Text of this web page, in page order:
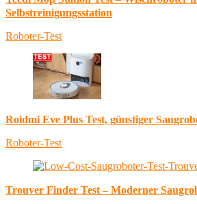
Selbstreinigungsstation
Roboter-Test
Roidmi Eve Plus Test, günstiger
Roboter-Test
Trouver Finder Test – Moderner